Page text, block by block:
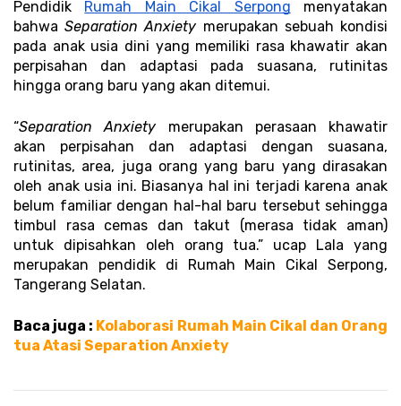
Pendidik Rumah Main Cikal Serpong menyatakan
bahwa Separation Anxiety merupakan sebuah kondisi
pada anak usia dini yang memiliki rasa khawatir akan
perpisahan dan adaptasi pada suasana, rutinitas
hingga orang baru yang akan ditemui.
“Separation Anxiety merupakan perasaan khawatir
akan perpisahan dan adaptasi dengan suasana,
rutinitas, area, juga orang yang baru yang dirasakan
oleh anak usia ini. Biasanya hal ini terjadi karena anak
belum familiar dengan hal-hal baru tersebut sehingga
timbul rasa cemas dan takut (merasa tidak aman)
untuk dipisahkan oleh orang tua.” ucap Lala yang
merupakan pendidik di Rumah Main Cikal Serpong,
Tangerang Selatan.
Baca juga : Kolaborasi Rumah Main Cikal dan Orang
tua Atasi Separation Anxiety